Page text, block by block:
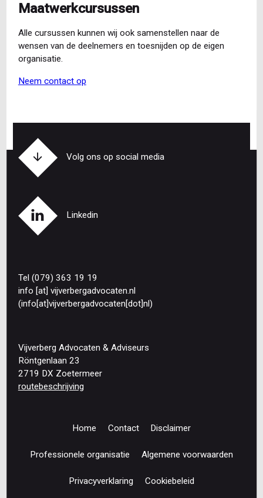
Maatwerkcursussen
Alle cursussen kunnen wij ook samenstellen naar de
wensen van de deelnemers en toesnijden op de eigen
organisatie.
Neem contact op
Volg ons op social media
Linkedin
Tel (079) 363 19 19
info [at] vijverbergadvocaten.nl
(info[at]vijverbergadvocaten[dot]nl)
Vijverberg Advocaten & Adviseurs
Röntgenlaan 23
2719 DX Zoetermeer
routebeschrijving
Home Contact Disclaimer
Professionele organisatie Algemene voorwaarden
Privacyverklaring Cookiebeleid